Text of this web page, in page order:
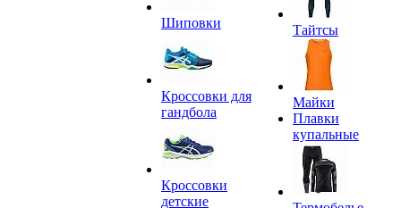
Шиповки
Кроссовки для
гандбола
Кроссовки
детские
Тайтсы
Майки
Плавки
купальные